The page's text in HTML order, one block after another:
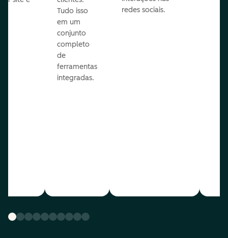
Tudo isso
em um
conjunto
completo
de
ferramentas
integradas.
redes sociais.